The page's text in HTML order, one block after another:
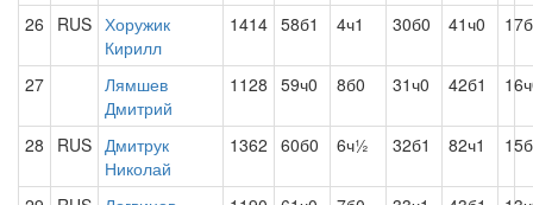
26 RUS Хоружик
Кирилл
1414 58б1 4ч1 30б0 41ч0
27
Лямшев
Дмитрий
1128 59ч0 8б0 31ч0 42б1
28 RUS Дмитрук
Николай
1362 60б0 6ч½ 32б1 82ч1